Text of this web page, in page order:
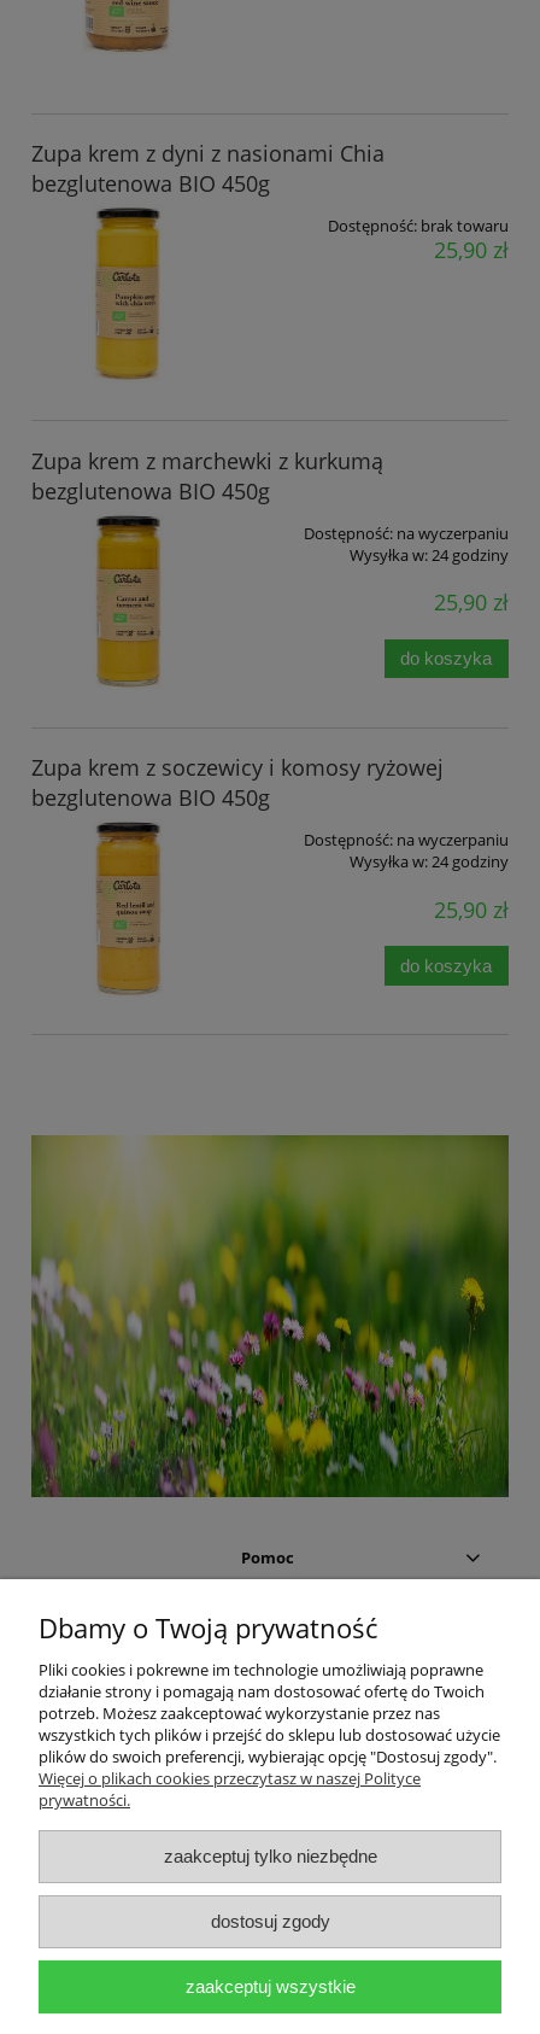
Zupa krem z dyni z nasionami Chia
bezglutenowa BIO 450g
Dostępność: brak towaru
25,90 zł
Zupa krem z marchewki z kurkumą
bezglutenowa BIO 450g
Dostępność: na wyczerpaniu
Wysyłka w:24 godziny
25,90 zł
do koszyka
Zupa krem z soczewicy i komosy ryżowej
bezglutenowa BIO 450g
Dostępność: na wyczerpaniu
Wysyłka w:24 godziny
25,90 zł
do koszyka
Pomoc
Moje konto
Płatności i dostawa
Informacje
WELLNESSI Elżbieta Giegiel-
Nowodworska 25/409
Woj. mazowieckie
Kontakt telefoniczny 606
pon.-piąt. w godz. 9:00-
17:00
Kontakt mailowy:
Dbamy o Twoją prywatność
Pliki cookies i pokrewne im technologie umożliwiają poprawne
działanie strony i pomagają nam dostosować ofertę do Twoich
potrzeb. Możesz zaakceptować wykorzystanie przez nas
wszystkich tych plików i przejść do sklepu lub dostosować użycie
plików do swoich preferencji, wybierając opcję "Dostosuj zgody".
Więcej o plikach cookies przeczytasz w naszej Polityce
prywatności.
zaakceptuj tylko niezbędne
dostosuj zgody
zaakceptuj wszystkie